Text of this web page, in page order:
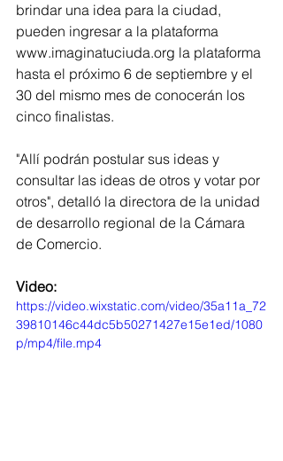
brindar una idea para la ciudad,
pueden ingresar a la plataforma
www.imaginatuciuda.org la plataforma
hasta el próximo 6 de septiembre y el
30 del mismo mes de conocerán los
cinco finalistas.
"Allí podrán postular sus ideas y
consultar las ideas de otros y votar por
otros", detalló la directora de la unidad
de desarrollo regional de la Cámara
de Comercio.
Video:
https://video.wixstatic.com/video/35a11a_72
39810146c44dc5b50271427e15e1ed/1080
p/mp4/file.mp4